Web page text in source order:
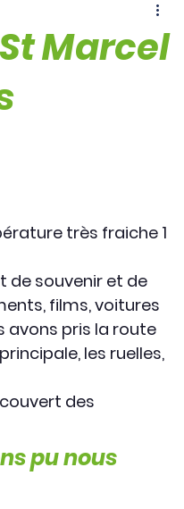
Marcel
très fraiche 1
de souvenir et de
films, voitures
avons pris la route
les ruelles,
des
pu nous